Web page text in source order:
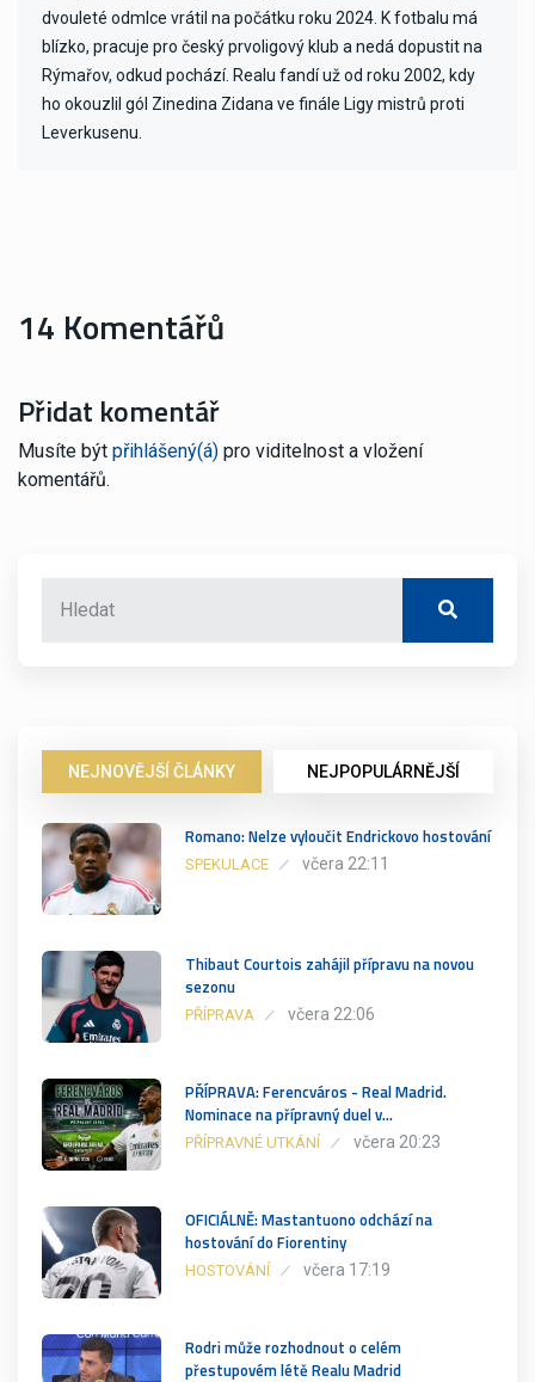
dvouleté odmlce vrátil na počátku roku 2024. K fotbalu má
blízko, pracuje pro český prvoligový klub a nedá dopustit na
Rýmařov, odkud pochází. Realu fandí už od roku 2002, kdy
ho okouzlil gól Zinedina Zidana ve finále Ligy mistrů proti
Leverkusenu.
14 Komentářů
Přidat komentář
Musíte být přihlášený(á) pro viditelnost a vložení
komentářů.
NEJNOVĚJŠÍ ČLÁNKY NEJPOPULÁRNĚJŠÍ
Romano: Nelze vyloučit Endrickovo hostování
SPEKULACE včera 22:11
Thibaut Courtois zahájil přípravu na novou
sezonu
PŘÍPRAVA včera 22:06
PŘÍPRAVA: Ferencváros - Real Madrid.
Nominace na přípravný duel v…
PŘÍPRAVNÉ UTKÁNÍ včera 20:23
OFICIÁLNĚ: Mastantuono odchází na
hostování do Fiorentiny
HOSTOVÁNÍ včera 17:19
Rodri může rozhodnout o celém
přestupovém létě Realu Madrid